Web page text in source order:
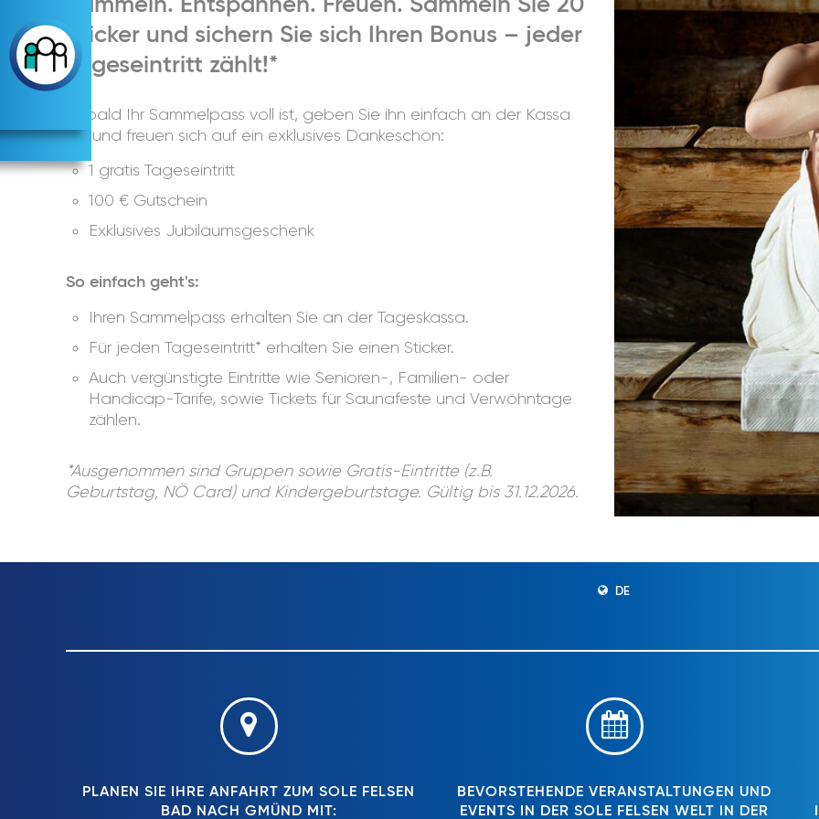
Sammeln. Entspannen. Freuen. Sammeln Sie 20
Sticker und sichern Sie sich Ihren Bonus – jeder
Tageseintritt zählt!*
Sobald Ihr Sammelpass voll ist, geben Sie ihn einfach an der Kassa
ab und freuen sich auf ein exklusives Dankeschön:
1 gratis Tageseintritt
100 € Gutschein
Exklusives Jubiläumsgeschenk
So einfach geht's:
Ihren Sammelpass erhalten Sie an der Tageskassa.
Für jeden Tageseintritt* erhalten Sie einen Sticker.
Auch vergünstigte Eintritte wie Senioren-, Familien- oder
Handicap-Tarife, sowie Tickets für Saunafeste und Verwöhntage
zählen.
*Ausgenommen sind Gruppen sowie Gratis-Eintritte (z.B.
Geburtstag, NÖ Card) und Kindergeburtstage. Gültig bis 31.12.2026.
DE
PLANEN SIE IHRE ANFAHRT ZUM SOLE FELSEN
BAD NACH GMÜND MIT:
BEVORSTEHENDE VERANSTALTUNGEN UND
EVENTS IN DER SOLE FELSEN WELT IN DER